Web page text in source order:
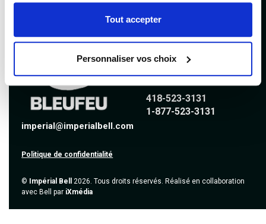
Tout accepter
Personnaliser vos choix
Suivez-nous
Nous joindre
418-523-3131
1-877-523-3131
imperial@imperialbell.com
Politique de confidentialité
© Impérial Bell
2026. Tous droits réservés. Réalisé en collaboration
avec Bell par iXmédia